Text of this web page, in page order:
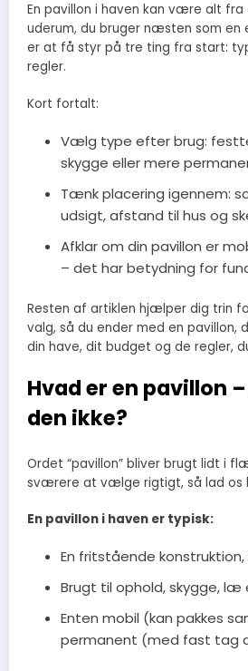
En pavillon i haven kan være alt
uderum, du bruger næsten som en
er at få styr på tre ting fra start:
regler.
Kort fortalt:
Vælg type efter brug:
skygge eller mere
Tænk placering igennem:
udsigt, afstand til hus og
Afklar om din pavillon er
– det har betydning for
Resten af artiklen hjælper dig trin
valg, så du ender med en pavillon,
din have, dit budget og de regler,
Hvad er en pavillon
den ikke?
Ordet “pavillon” bliver brugt lidt i
sværere at vælge rigtigt, så lad os
En pavillon i haven er typisk:
En fritstående
Brugt til ophold, skygge, læ
Enten mobil (kan pakkes
permanent (med fast tag